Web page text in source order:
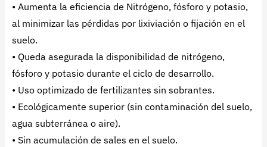
• Aumenta la eficiencia de Nitrógeno, fósforo y potasio,
al minimizar las pérdidas por lixiviación o fijación en el
suelo.
• Queda asegurada la disponibilidad de nitrógeno,
fósforo y potasio durante el ciclo de desarrollo.
• Uso optimizado de fertilizantes sin sobrantes.
• Ecológicamente superior (sin contaminación del suelo,
agua subterránea o aire).
• Sin acumulación de sales en el suelo.